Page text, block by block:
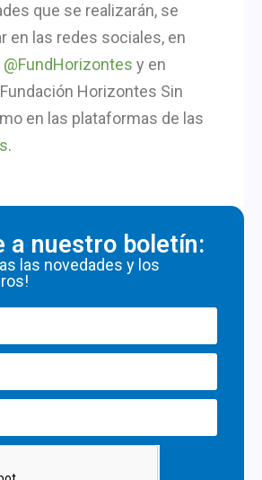
que se realizarán, se
en las redes sociales, en
@FundHorizontes y en
Horizontes Sin
en las plataformas de las
.
a nuestro boletín:
las novedades y los